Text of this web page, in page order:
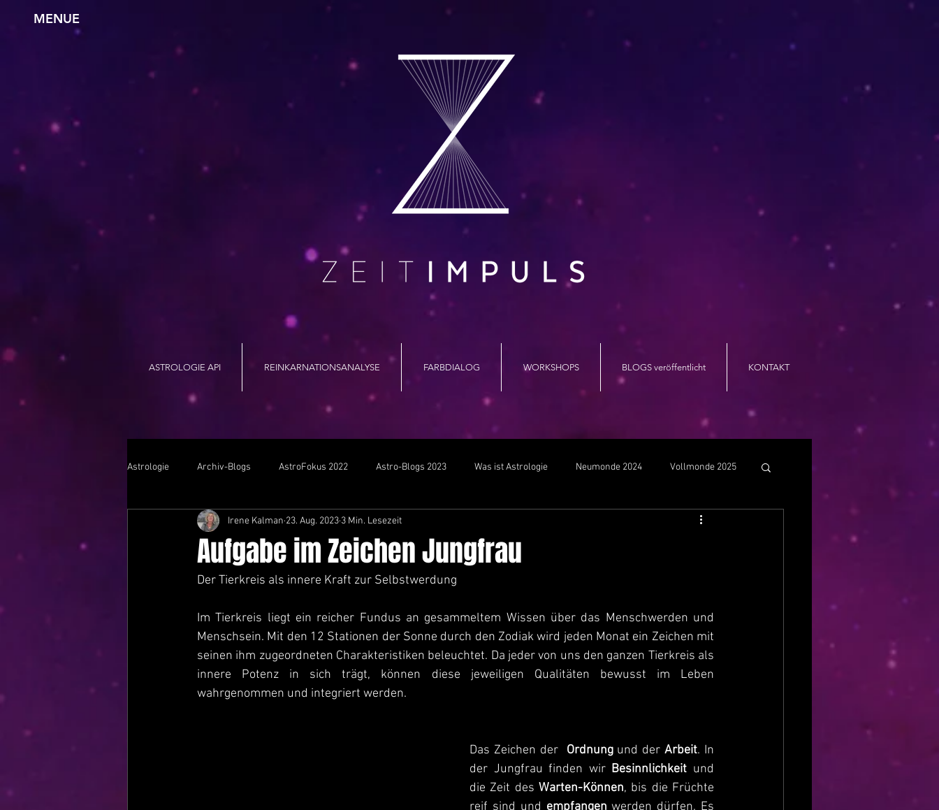
MENUE
ASTROLOGIE API REINKARNATIONSANALYSE FARBDIALOG WORKSHOPS BLOGS veröffentlicht KONTAKT
Astrologie Archiv-Blogs AstroFokus 2022 Astro-Blogs 2023 Was ist Astrologie Neumonde 2024 Vollmonde 2025
Aufgabe im Zeichen Jungfrau
Irene Kalman 23. Aug. 2023 3 Min. Lesezeit
Der Tierkreis als innere Kraft zur Selbstwerdung
Im Tierkreis liegt ein reicher Fundus an gesammeltem Wissen über das Menschwerden und
Menschsein. Mit den 12 Stationen der Sonne durch den Zodiak wird jeden Monat ein Zeichen mit
seinen ihm zugeordneten Charakteristiken beleuchtet. Da jeder von uns den ganzen Tierkreis als
innere Potenz in sich trägt, können diese jeweiligen Qualitäten bewusst im Leben
wahrgenommen und integriert werden.
Das Zeichen der Ordnung und der Arbeit. In
der Jungfrau finden wir Besinnlichkeit und
die Zeit des Warten-Können, bis die Früchte
reif sind und empfangen werden dürfen. Es